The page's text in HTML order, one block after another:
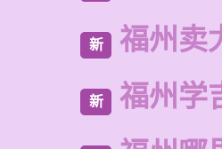
新 福州卖
新 福州学